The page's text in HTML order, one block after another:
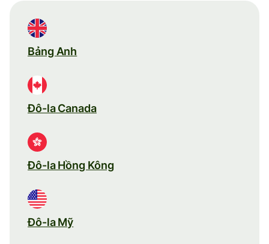
Bảng Anh
Đô-la Canada
Đô-la Hồng Kông
Đô-la Mỹ